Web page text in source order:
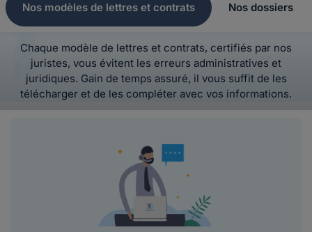
Nos modèles de lettres et contrats Nos dossiers
Chaque modèle de lettres et contrats, certifiés par nos
juristes, vous évitent les erreurs administratives et
juridiques. Gain de temps assuré, il vous suffit de les
télécharger et de les compléter avec vos informations.